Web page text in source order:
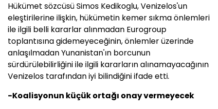
Hükümet sözcüsü Simos Kedikoglu, Venizelos'un
eleştirilerine ilişkin, hükümetin kemer sıkma önlemleri
ile ilgili belli kararlar alınmadan Eurogroup
toplantısına gidemeyeceğinin, önlemler üzerinde
anlaşılmadan Yunanistan'ın borcunun
sürdürülebilirliğini ile ilgili kararların alınamayacağının
Venizelos tarafından iyi bilindiğini ifade etti.
-Koalisyonun küçük ortağı onay vermeyecek